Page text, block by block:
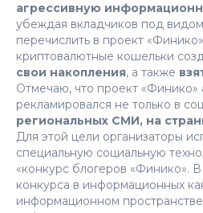
агрессивную
убеждая вкладчиков под
перечислить в проект
криптовалютные кошельки
свои накопления, а также
Отмечаю, что проект «Финико»
рекламировался не только в
региональных СМИ, на
Для этой цели организаторы
специальную социальную
«конкурс блогеров «Финико».
конкурса в информационных
информационном